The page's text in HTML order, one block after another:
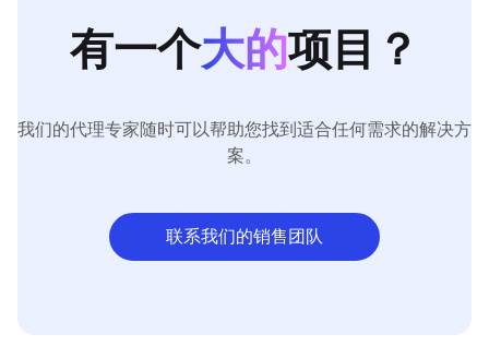
有一个大的项目？
我们的代理专家随时可以帮助您找到适合任何需求的解决方
案。
联系我们的销售团队